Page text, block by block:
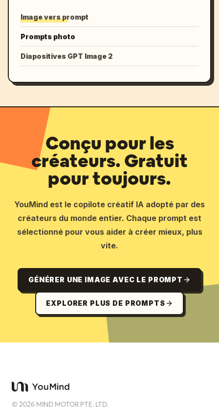
Image vers prompt
Prompts photo
Diapositives GPT Image 2
Conçu pour les
créateurs. Gratuit
pour toujours.
YouMind est le copilote créatif IA adopté par des
créateurs du monde entier. Chaque prompt est
sélectionné pour vous aider à créer mieux, plus
vite.
GÉNÉRER UNE IMAGE AVEC LE PROMPT
EXPLORER PLUS DE PROMPTS
©2026 MIND MOTOR PTE. LTD.